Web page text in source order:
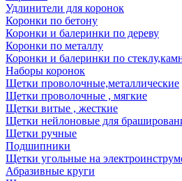
Удлинители для коронок
Коронки по бетону
Коронки и балеринки по дереву
Коронки по металлу
Коронки и балеринки по
Наборы коронок
Щетки проволочные,металлические
Щетки проволочные , мягкие
Щетки витые , жесткие
Щетки нейлоновые для
Щетки ручные
Подшипники
Щетки угольные на
Абразивные круги